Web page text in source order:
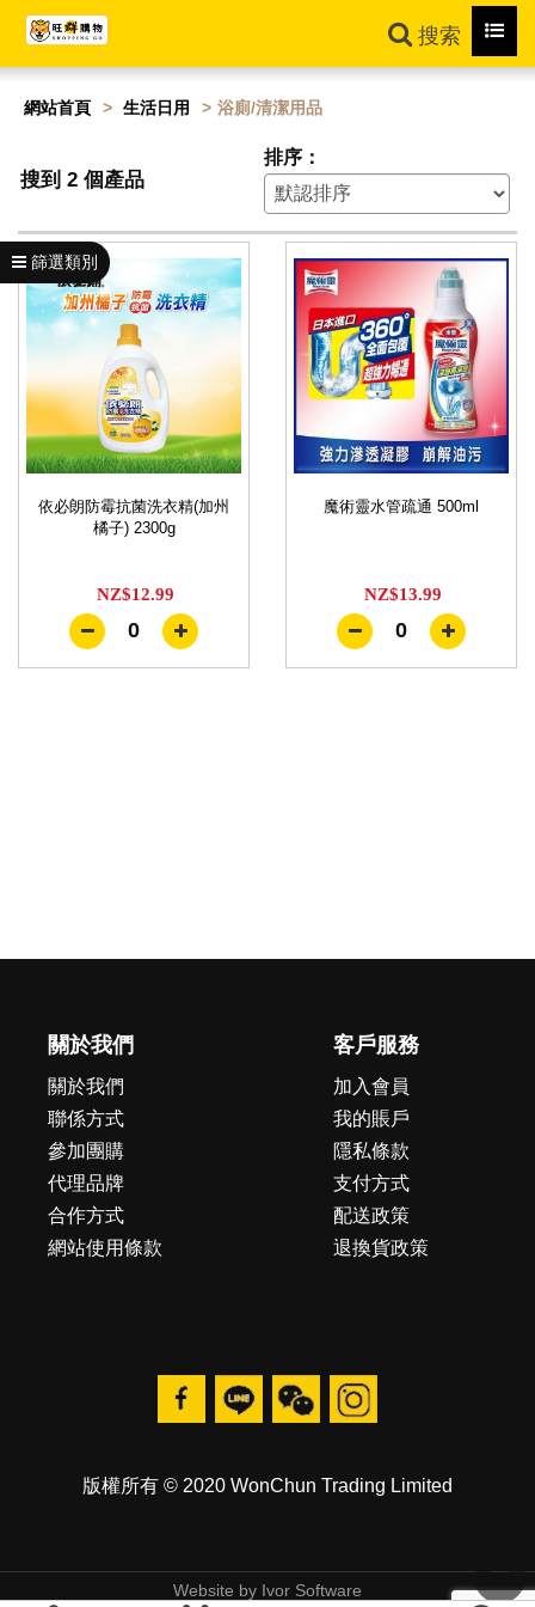
搜索
網站首頁 生活日用 浴廁/清潔用品
篩選類別
搜到 2 個產品
排序：
依必朗防霉抗菌洗衣精(加州
橘子) 2300g
NZ$12.99
0
魔術靈水管疏通 500ml
NZ$13.99
0
關於我們
關於我們
聯係方式
參加團購
代理品牌
合作方式
網站使用條款
客戶服務
加入會員
我的賬戶
隱私條款
支付方式
配送政策
退換貨政策
版權所有 © 2020 WonChun Trading Limited
Website by Ivor Software